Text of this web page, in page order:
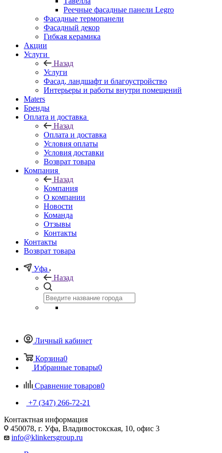
Реечные фасадные панели Legro
Фасадные термопанели
Фасадный декор
Гибкая керамика
Акции
Услуги
Назад
Услуги
Фасад, ландшафт и благоустройство
Интерьеры и работы внутри помещений
Maters
Бренды
Оплата и доставка
Назад
Оплата и доставка
Условия оплаты
Условия доставки
Возврат товара
Компания
Назад
Компания
О компании
Новости
Команда
Отзывы
Контакты
Контакты
Возврат товара
Уфа
Назад
Личный кабинет
Корзина0
Избранные товары0
Сравнение товаров0
+7 (347) 266-72-21
Контактная информация
450078, г. Уфа, Владивостокская, 10, офис 3
info@klinkersgroup.ru